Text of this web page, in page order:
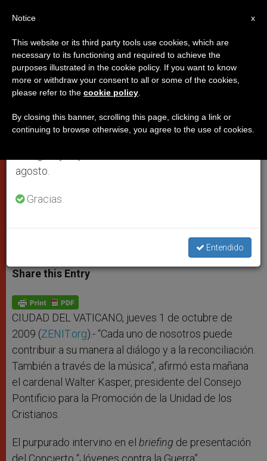
Cardenal Kasper: todos podemos
contribuir al diálogo y a la
reconciliación
Presentado el concierto en recuerdo de
VATICANO
t
s
p
p
s
e
g
e
r
e
b
o
k
t r
Share this Entry
CIUDAD DEL VATICANO, jueves 1 de octubre de
2009 (ZENIT.org).- “Cada uno de nosotros puede
contribuir a su manera al diálogo y a la reconciliación.
También a través de la música”, afirmó esta mañana
el cardenal Walter Kasper, presidente del Consejo
Pontificio para la Promoción de la Unidad de los
Cristianos.
El purpurado intervino en el briefing de presentación
del Concierto “Jóvenes contra la Guerra”,
×
Aviso importante
Del 27 de julio al 7 de agosto haremos la pausa
anual, aprovechando que en el periodo de verano
se generan menos informaciones y también el
agosto.
Gracias.
Entendido
x
Notice
This website or its third party tools use cookies, which are
necessary to its functioning and required to achieve the
purposes illustrated in the cookie policy. If you want to know
more or withdraw your consent to all or some of the cookies,
please refer to the cookie policy
By closing this banner, scrolling this page, clicking a link or
continuing to browse otherwise, you agree to the use of cookies.